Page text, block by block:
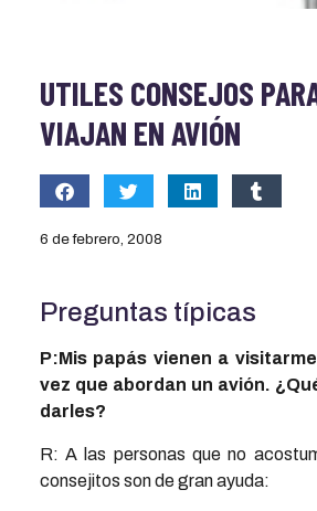
UTILES CONSEJOS
VIAJAN EN AVIÓN
6 de febrero, 2008
Preguntas típicas
P:Mis papás vienen a
vez que abordan un avión.
darles?
R: A las personas que no
consejitos son de gran ayuda: